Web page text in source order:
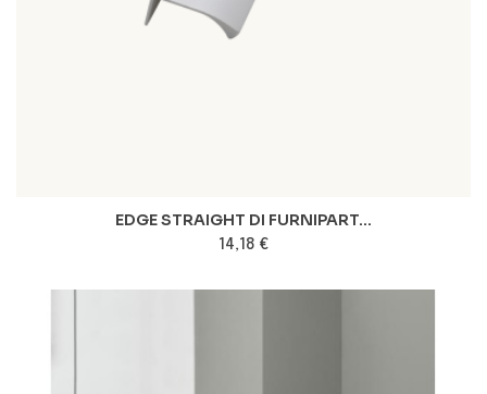
EDGE STRAIGHT DI FURNIPART...
14,18 €